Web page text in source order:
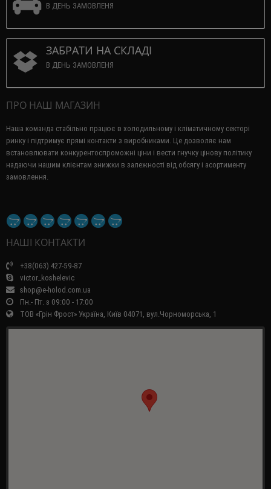
В ДЕНЬ ЗАМОВЛЕНЯ
ЗАБРАТИ НА СКЛАДІ
В ДЕНЬ ЗАМОВЛЕНЯ
ПРО НАШ МАГАЗИН
Наша команда стабільно працює в холодильному і кліматичному секторі
ринку і підтримує прямі контакти з виробниками. Це дозволяє нам
встановлювати конкурентоспроможні ціни і вести гнучку цінову політику
надаючи нашим клієнтам знижки в залежності від обсягу і асортименту
замовлення.
НАШІ КОНТАКТИ
+38(063) 427-59-87
victor_koshelevic
shop@e-holod.com.ua
Пн.- Пт. з 09:00 - 17:00
ТОВ «Грін Фрост» Україна, Київ 04071, вул.Чорноморська, 1